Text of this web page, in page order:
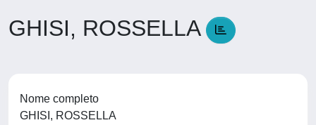
GHISI, ROSSELLA
Nome completo
GHISI, ROSSELLA